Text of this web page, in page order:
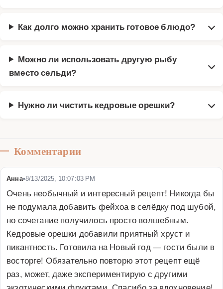
Как долго можно хранить готовое блюдо?
Можно ли использовать другую рыбу
вместо сельди?
Нужно ли чистить кедровые орешки?
Комментарии
Анна•8/13/2025, 10:07:03 PM
Очень необычный и интересный рецепт! Никогда бы
не подумала добавить фейхоа в селёдку под шубой,
но сочетание получилось просто волшебным.
Кедровые орешки добавили приятный хруст и
пикантность. Готовила на Новый год — гости были в
восторге! Обязательно повторю этот рецепт ещё
раз, может, даже экспериментирую с другими
экзотическими фруктами. Спасибо за вдохновение!